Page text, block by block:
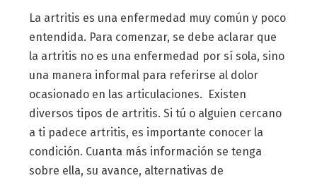
La artritis es una enfermedad muy común y poco
entendida. Para comenzar, se debe aclarar que
la artritis no es una enfermedad por sí sola, sino
una manera informal para referirse al dolor
ocasionado en las articulaciones. Existen
diversos tipos de artritis. Si tú o alguien cercano
a ti padece artritis, es importante conocer la
condición. Cuanta más información se tenga
sobre ella, su avance, alternativas de